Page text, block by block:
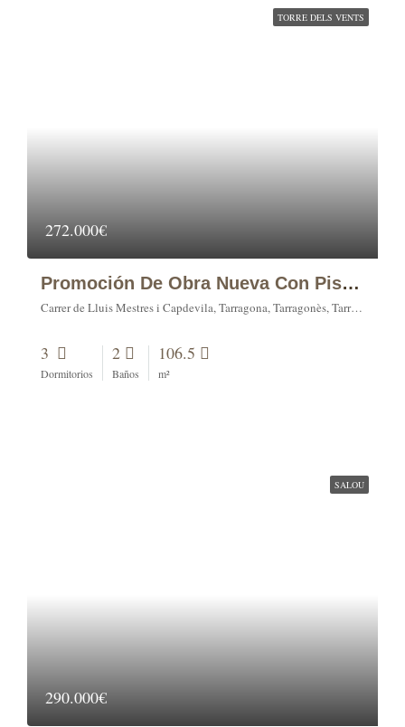
TORRE DELS VENTS
272.000€
Promoción De Obra Nueva Con Piscina En Una Zona Moderna De Tarragona (tipo)
Carrer de Lluis Mestres i Capdevila, Tarragona, Tarragonès, Tarragona, Catalonia, 43001, Spain
3
Dormitorios
2
Baños
106.5
m²
SALOU
290.000€